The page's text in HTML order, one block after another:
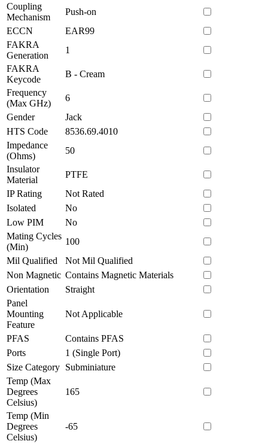
Coupling
Mechanism
Push-on
ECCN
EAR99
FAKRA
Generation
1
FAKRA
Keycode
B - Cream
Frequency
(Max GHz)
6
Gender
Jack
HTS Code
8536.69.4010
Impedance
(Ohms)
50
Insulator
Material
PTFE
IP Rating
Not Rated
Isolated
No
Low PIM
No
Mating Cycles
(Min)
100
Mil Qualified
Not Mil Qualified
Non Magnetic Contains Magnetic Materials
Orientation
Straight
Panel
Mounting
Feature
Not Applicable
PFAS
Contains PFAS
Ports
1 (Single Port)
Size Category Subminiature
Temp (Max
Degrees
Celsius)
165
Temp (Min
Degrees
Celsius)
-65